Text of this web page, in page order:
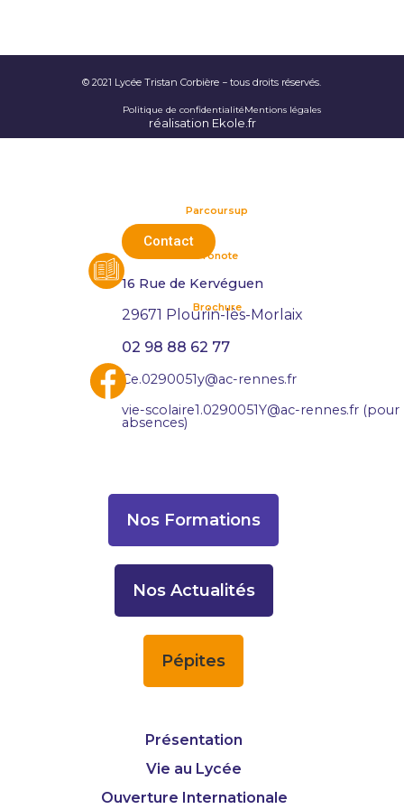
Politique de confidentialitéMentions légales
© 2021 Lycée Tristan Corbière − tous droits réservés.
réalisation Ekole.fr
Parcoursup
Pronote
Brochure
Contact
16 Rue de Kervéguen
29671 Plourin-lès-Morlaix
02 98 88 62 77
Ce.0290051y@ac-rennes.fr
vie-scolaire1.0290051Y@ac-rennes.fr (pour
absences)
Nos Formations
Nos Actualités
Pépites
Présentation
Vie au Lycée
Ouverture Internationale